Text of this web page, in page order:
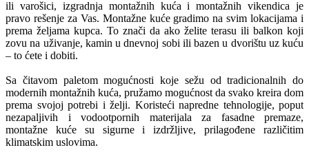
ili varošici, izgradnja montažnih kuća i montažnih vikendica je
pravo rešenje za Vas. Montažne kuće gradimo na svim lokacijama i
prema željama kupca. To znači da ako želite terasu ili balkon koji
zovu na uživanje, kamin u dnevnoj sobi ili bazen u dvorištu uz kuću
– to ćete i dobiti.
Sa čitavom paletom mogućnosti koje sežu od tradicionalnih do
modernih montažnih kuća, pružamo mogućnost da svako kreira dom
prema svojoj potrebi i želji. Koristeći napredne tehnologije, poput
nezapaljivih i vodootpornih materijala za fasadne premaze,
montažne kuće su sigurne i izdržljive, prilagođene različitim
klimatskim uslovima.